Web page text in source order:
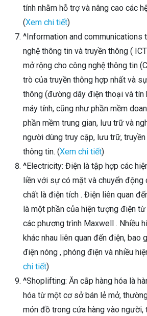
tính nhằm hỗ trợ và nâng cao các
(Xem chi tiết)
^Information and communications
nghệ thông tin và truyền thông (
mở rộng cho công nghệ thông tin
trò của truyền thông hợp nhất và
thông (đường dây điện thoại và tín
máy tính, cũng như phần mềm
phần mềm trung gian, lưu trữ và
người dùng truy cập, lưu trữ,
thông tin. (Xem chi tiết)
^Electricity: Điện là tập hợp các
liền với sự có mặt và chuyển động
chất là điện tích . Điện liên quan
là một phần của hiện tượng điện
các phương trình Maxwell . Nhiều
khác nhau liên quan đến điện, bao
điện nóng , phóng điện và nhiều
chi tiết)
^Shoplifting: Ăn cắp hàng hóa là
hóa từ một cơ sở bán lẻ mở,
món đồ trong cửa hàng vào người,